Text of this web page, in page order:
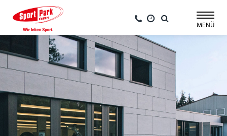
Navigation
überspringen
MENÜ